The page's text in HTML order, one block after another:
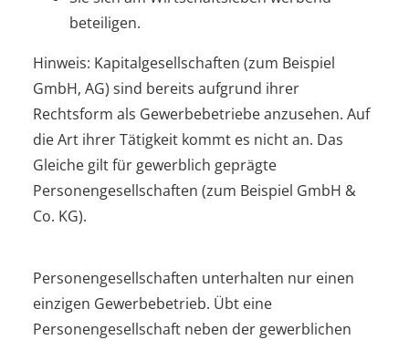
beteiligen.
Hinweis: Kapitalgesellschaften (zum Beispiel
GmbH, AG) sind bereits aufgrund ihrer
Rechtsform als Gewerbebetriebe anzusehen. Auf
die Art ihrer Tätigkeit kommt es nicht an. Das
Gleiche gilt für gewerblich geprägte
Personengesellschaften (zum Beispiel GmbH &
Co. KG).
Personengesellschaften unterhalten nur einen
einzigen Gewerbebetrieb. Übt eine
Personengesellschaft neben der gewerblichen